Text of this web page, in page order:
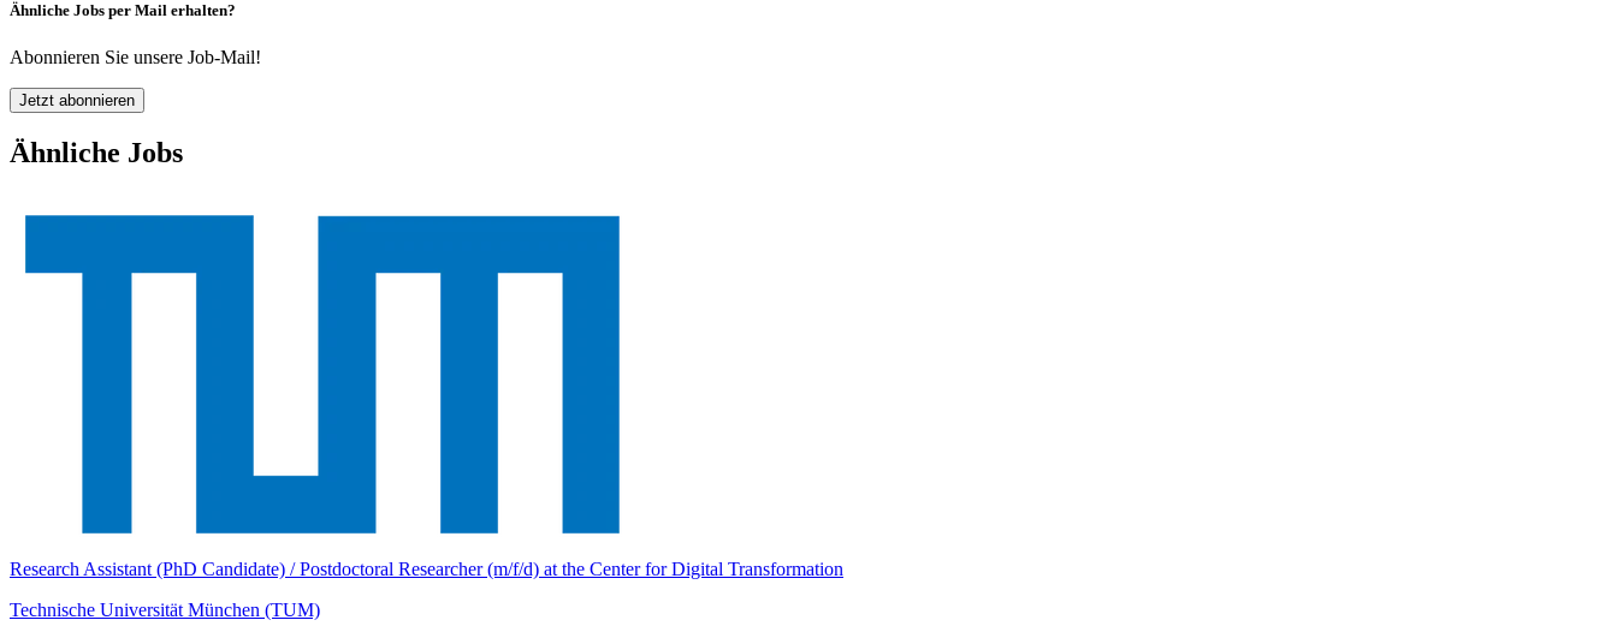
Ähnliche Jobs per Mail erhalten?
Abonnieren Sie unsere Job-Mail!
Jetzt abonnieren
Ähnliche Jobs
Research Assistant (PhD Candidate) / Postdoctoral Researcher (m/f/d) at the Center for Digital Transformation
Technische Universität München (TUM)